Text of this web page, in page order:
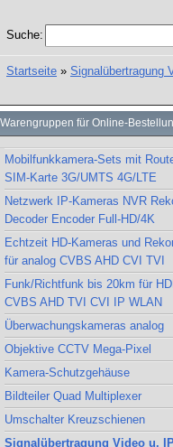
Suche:
Startseite » Signalübertragung
Warengruppen für Online-
Mobilfunkkamera-Sets mit
SIM-Karte 3G/UMTS 4G/LTE
Netzwerk IP-Kameras NVR
Decoder Encoder Full-HD/4K
Echtzeit HD-Kameras und
für analog CVBS AHD CVI TVI
Funk/Richtfunk bis 20km für
CVBS AHD TVI CVI IP WLAN
Überwachungskameras analog
Objektive CCTV Mega-Pixel
Kamera-Schutzgehäuse
Bildteiler Quad Multiplexer
Umschalter Kreuzschienen
Signalübertragung Video u.